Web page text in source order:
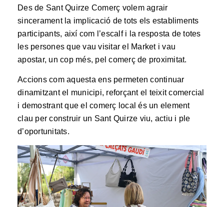
Des de Sant Quirze Comerç volem agrair
sincerament la implicació de tots els establiments
participants, així com l’escalf i la resposta de totes
les persones que vau visitar el Market i vau
apostar, un cop més, pel comerç de proximitat.
Accions com aquesta ens permeten continuar
dinamitzant el municipi, reforçant el teixit comercial
i demostrant que el comerç local és un element
clau per construir un Sant Quirze viu, actiu i ple
d’oportunitats.